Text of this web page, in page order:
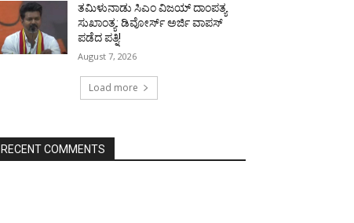
ತಮಿಳುನಾಡು ಸಿಎಂ ವಿಜಯ್‌ ದಾಂಪತ್ಯ
ಸುಖಾಂತ್ಯ: ಡಿವೋರ್ಸ್‌ ಅರ್ಜಿ ವಾಪಸ್‌
ಪಡೆದ ಪತ್ನಿ!
August 7, 2026
Load more
RECENT COMMENTS